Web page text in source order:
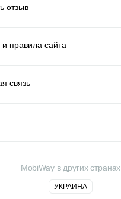
отзыв
правила сайта
связь
MobiWay в других странах
УКРАИНА